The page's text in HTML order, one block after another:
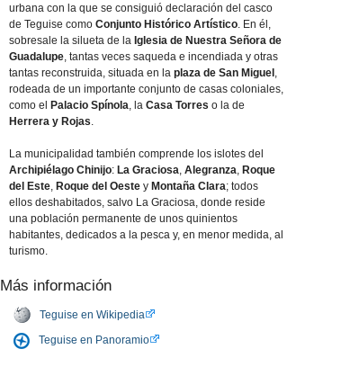
urbana con la que se consiguió declaración del casco
de Teguise como Conjunto Histórico Artí­stico. En él,
sobresale la silueta de la Iglesia de Nuestra Señora de
Guadalupe, tantas veces saqueda e incendiada y otras
tantas reconstruida, situada en la plaza de San Miguel ,
rodeada de un importante conjunto de casas coloniales,
como el
Palacio Spí­nola, la Casa Torres o la de
Herrera y Rojas.
La municipalidad también comprende los islotes del
Archipiélago Chinijo: La Graciosa, Alegranza, Roque
del Este, Roque del Oeste y Montaña Clara; todos
ellos deshabitados, salvo La Graciosa, donde reside
una población permanente de unos quinientos
habitantes, dedicados a la pesca y, en menor medida, al
turismo.
Más información
Teguise en Wikipedia
Teguise en Panoramio